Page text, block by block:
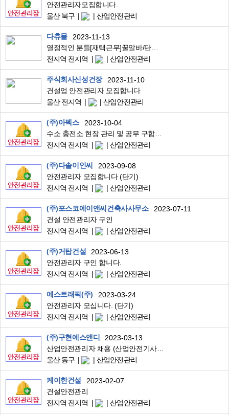
안전관리자모집합니다.
울산 북구
산업안전관리
다츄몰
2023-11-13
열정적인 분들[재택근무]꿀알바/단순/상품주문서관리/초보/육아맘/직장인/부업/투잡
전지역 전지역
산업안전관리
주식회사신성건장
2023-11-10
건설업 안전관리자 모집합니다
울산 전지역
산업안전관리
(주)아펙스
2023-10-04
전지역 전지역
산업안전관리
(주)다솔이인씨
2023-09-08
안전관리자 모집합니다 (단기)
전지역 전지역
산업안전관리
(주)포스코에이앤씨건축사사무소
2023-07-11
건설 안전관리자 구인
전지역 전지역
산업안전관리
(주)거탑건설
2023-06-13
안전관리자 구인 합니다.
전지역 전지역
산업안전관리
에스트래픽(주)
2023-03-24
안전관리자 모십니다. (단기)
전지역 전지역
산업안전관리
(주)구현에스앤디
2023-03-13
산업안전관리자 채용 (산업안전기사 또는 건설안전기사 보유자)
울산 동구
산업안전관리
케이한건설
2023-02-07
건설안전관리
전지역 전지역
산업안전관리